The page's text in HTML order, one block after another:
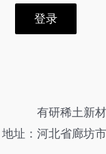
有研稀土新
地址：河北省廊坊